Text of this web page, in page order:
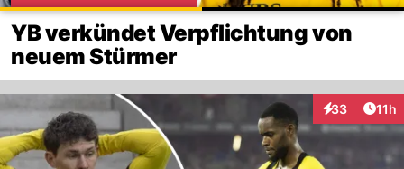
YB verkündet Verpflichtung von
neuem Stürmer
33
Interaktionen
11h